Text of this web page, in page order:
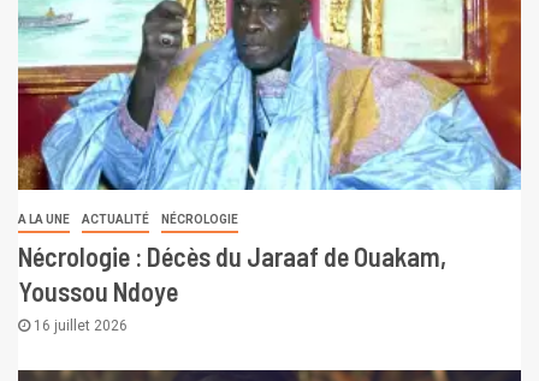
A LA UNE ACTUALITÉ NÉCROLOGIE
Nécrologie : Décès du Jaraaf de Ouakam,
Youssou Ndoye
16 juillet 2026